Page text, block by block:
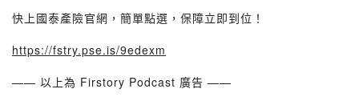
快上國泰產險官網，簡單點選，保障立即到位！
https://fstry.pse.is/9edexm
—— 以上為 Firstory Podcast 廣告 ——